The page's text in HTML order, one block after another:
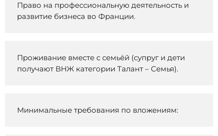
Право на профессиональную деятельность и
развитие бизнеса во Франции.
Проживание вместе с семьёй (супруг и дети
получают ВНЖ категории Талант – Семья).
Минимальные требования по вложениям: